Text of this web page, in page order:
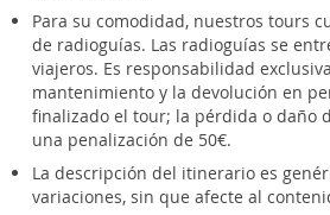
Para su comodidad, nuestros tours
de radioguías. Las radioguías se
viajeros. Es responsabilidad
mantenimiento y la devolución en
finalizado el tour; la pérdida o daño
una penalización de 50€.
La descripción del itinerario es
variaciones, sin que afecte al